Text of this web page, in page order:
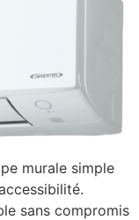
murale simple
sans compromis